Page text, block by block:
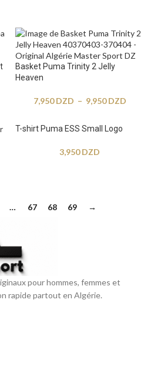
Basket Puma Trinity 2 Jelly
Heaven
7,950DZD – 9,950DZD
T-shirt Puma ESS Small Logo
3,950DZD
… 67 68 69 →
pour hommes, femmes et
rapide partout en Algérie.